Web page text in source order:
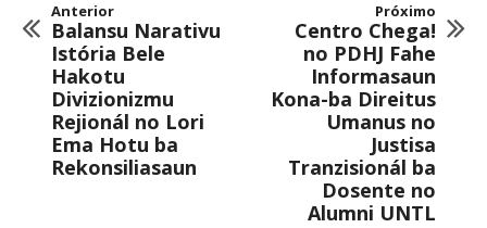
Anterior
Balansu Narativu
Istória Bele
Hakotu
Divizionizmu
Rejionál no Lori
Ema Hotu ba
Rekonsiliasaun
Próximo
Centro Chega!
no PDHJ Fahe
Informasaun
Kona-ba Direitus
Umanus no
Justisa
Tranzisionál ba
Dosente no
Alumni UNTL